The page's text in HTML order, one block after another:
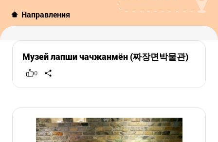
Направления
Музей лапши чачжанмён (짜장면박물관)
0